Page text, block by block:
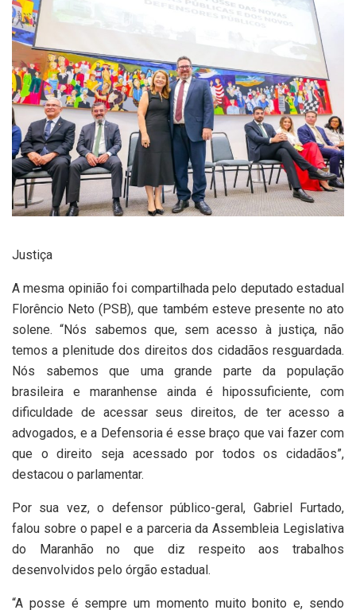
Justiça
A mesma opinião foi compartilhada pelo deputado estadual
Florêncio Neto (PSB), que também esteve presente no ato
solene. “Nós sabemos que, sem acesso à justiça, não
temos a plenitude dos direitos dos cidadãos resguardada.
Nós sabemos que uma grande parte da população
brasileira e maranhense ainda é hipossuficiente, com
dificuldade de acessar seus direitos, de ter acesso a
advogados, e a Defensoria é esse braço que vai fazer com
que o direito seja acessado por todos os cidadãos”,
destacou o parlamentar.
Por sua vez, o defensor público-geral, Gabriel Furtado,
falou sobre o papel e a parceria da Assembleia Legislativa
do Maranhão no que diz respeito aos trabalhos
desenvolvidos pelo órgão estadual.
“A posse é sempre um momento muito bonito e, sendo